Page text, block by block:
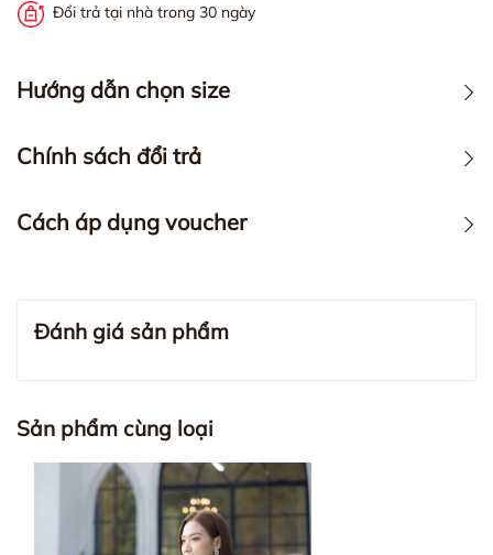
Đổi trả tại nhà trong 30 ngày
Hướng dẫn chọn size
Chính sách đổi trả
Cách áp dụng voucher
Đánh giá sản phẩm
Sản phẩm cùng loại